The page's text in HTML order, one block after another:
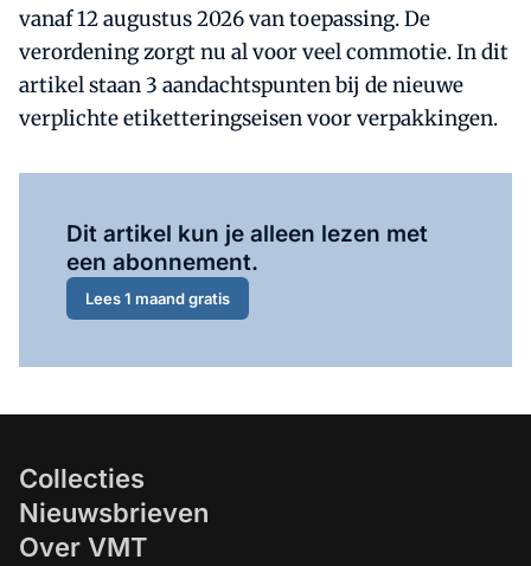
vanaf 12 augustus 2026 van toepassing. De
verordening zorgt nu al voor veel commotie. In dit
artikel staan 3 aandachtspunten bij de nieuwe
verplichte etiketteringseisen voor verpakkingen.
Dit artikel kun je alleen lezen met
een abonnement.
Lees 1 maand gratis
Collecties
Nieuwsbrieven
Over VMT